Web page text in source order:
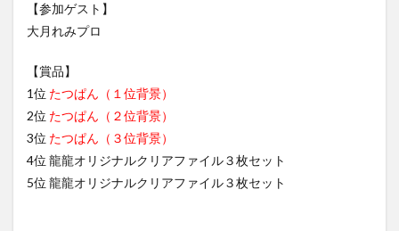
【参加ゲスト】
大月れみプロ
【賞品】
1位 たつぱん（１位背景）
2位 たつぱん（２位背景）
3位 たつぱん（３位背景）
4位 龍龍オリジナルクリアファイル３枚セット
5位 龍龍オリジナルクリアファイル３枚セット